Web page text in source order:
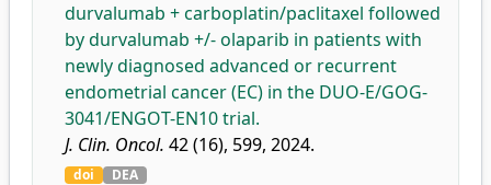
durvalumab + carboplatin/paclitaxel followed
by durvalumab +/- olaparib in patients with
newly diagnosed advanced or recurrent
endometrial cancer (EC) in the DUO-E/GOG-
3041/ENGOT-EN10 trial.
J. Clin. Oncol. 42 (16), 599, 2024.
doi DEA